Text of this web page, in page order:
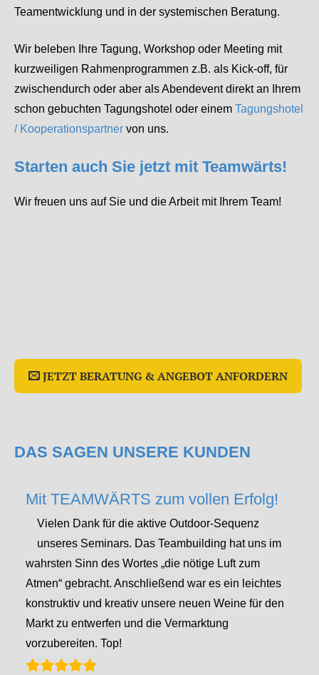
Teamentwicklung und in der systemischen Beratung.
Wir beleben Ihre Tagung, Workshop oder Meeting mit
kurzweiligen Rahmenprogrammen z.B. als Kick-off, für
zwischendurch oder aber als Abendevent direkt an Ihrem
schon gebuchten Tagungshotel oder einem Tagungshotel
/ Kooperationspartner von uns.
Starten auch Sie jetzt mit Teamwärts!
Wir freuen uns auf Sie und die Arbeit mit Ihrem Team!
JETZT BERATUNG & ANGEBOT ANFORDERN
DAS SAGEN UNSERE KUNDEN
Mit TEAMWÄRTS zum vollen Erfolg!
Vielen Dank für die aktive Outdoor-Sequenz
unseres Seminars. Das Teambuilding hat uns im
wahrsten Sinn des Wortes „die nötige Luft zum
Atmen“ gebracht. Anschließend war es ein leichtes
konstruktiv und kreativ unsere neuen Weine für den
Markt zu entwerfen und die Vermarktung
vorzubereiten. Top!